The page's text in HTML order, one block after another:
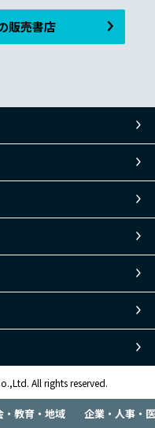
・教育・地域 企業・人事・
販売書店
All rights reserved.